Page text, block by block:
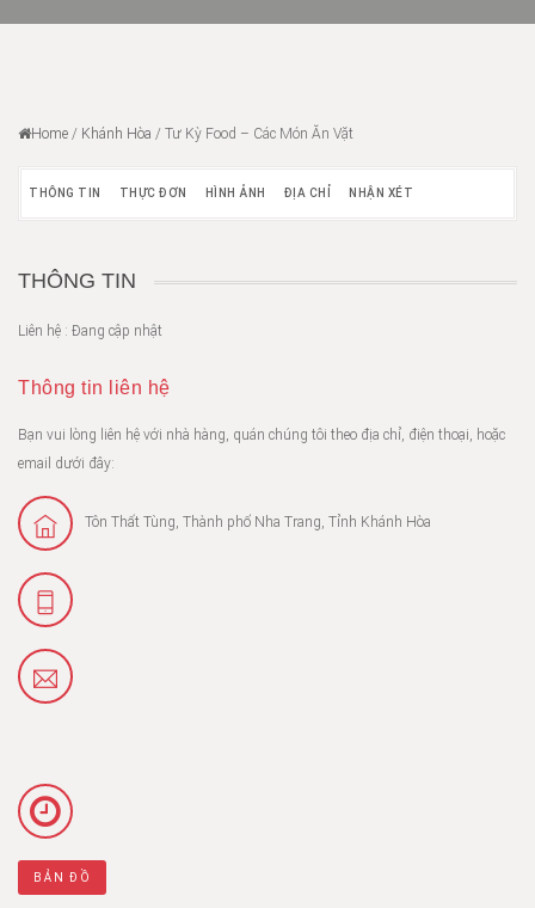
Home / Khánh Hòa / Tư Kỳ Food – Các Món Ăn Vặt
THÔNG TIN THỰC ĐƠN HÌNH ẢNH ĐỊA CHỈ NHẬN XÉT
THÔNG TIN
Liên hệ : Đang cập nhật
Thông tin liên hệ
Bạn vui lòng liên hệ với nhà hàng, quán chúng tôi theo địa chỉ, điện thoại, hoặc
email dưới đây:
Tôn Thất Tùng, Thành phố Nha Trang, Tỉnh Khánh Hòa
BẢN ĐỒ